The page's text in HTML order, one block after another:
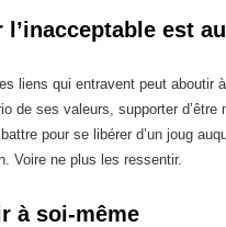
l’inacceptable est
liens qui entravent peut aboutir
de ses valeurs, supporter
pour se libérer d’un joug
Voire ne plus les ressentir.
à soi-même